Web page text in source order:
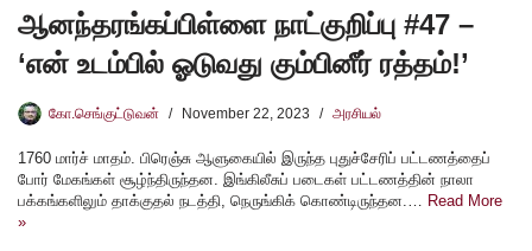
ஆனந்தரங்கப்பிள்ளை நாட்குறிப்பு #47 –
‘என் உடம்பில் ஓடுவது கும்பினீர் ரத்தம்!’
கோ.செங்குட்டுவன் November 22, 2023 அரசியல்
1760 மார்ச் மாதம். பிரெஞ்சு ஆளுகையில் இருந்த புதுச்சேரிப் பட்டணத்தைப்
போர் மேகங்கள் சூழ்ந்திருந்தன. இங்கிலீசுப் படைகள் பட்டணத்தின் நாலா
பக்கங்களிலும் தாக்குதல் நடத்தி, நெருங்கிக் கொண்டிருந்தன.… Read More
»